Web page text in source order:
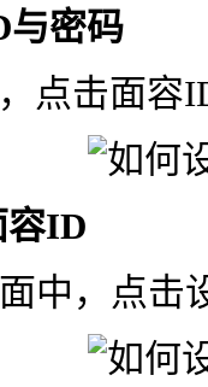
与密码
点击面容
容ID
中，点击